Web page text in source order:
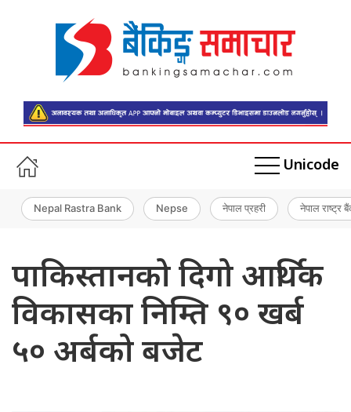
Unicode
Nepal Rastra Bank Nepse नेपाल प्रहरी नेपाल राष्ट्र
पाकिस्तानको दिगो आर्थिक
विकासका निम्ति ९० खर्ब
५० अर्बको बजेट